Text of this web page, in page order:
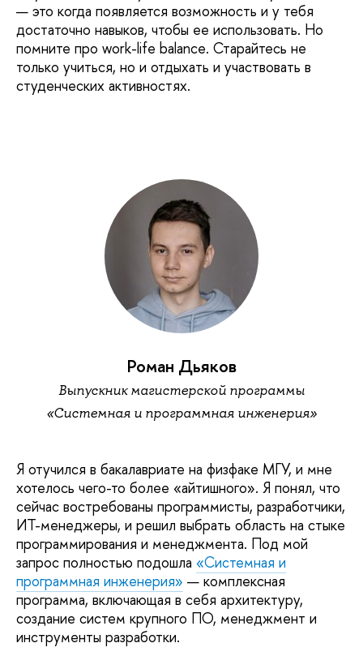
— это когда появляется возможность и у тебя
достаточно навыков, чтобы ее использовать. Но
помните про work-life balance. Старайтесь не
только учиться, но и отдыхать и участвовать в
студенческих активностях.
Роман Дьяков
Выпускник магистерской программы
«Системная и программная инженерия»
Я отучился в бакалавриате на физфаке МГУ, и мне
хотелось чего-то более «айтишного». Я понял, что
сейчас востребованы программисты, разработчики,
ИТ-менеджеры, и решил выбрать область на стыке
программирования и менеджмента. Под мой
запрос полностью подошла «Системная и
программная инженерия» — комплексная
программа, включающая в себя архитектуру,
создание систем крупного ПО, менеджмент и
инструменты разработки.